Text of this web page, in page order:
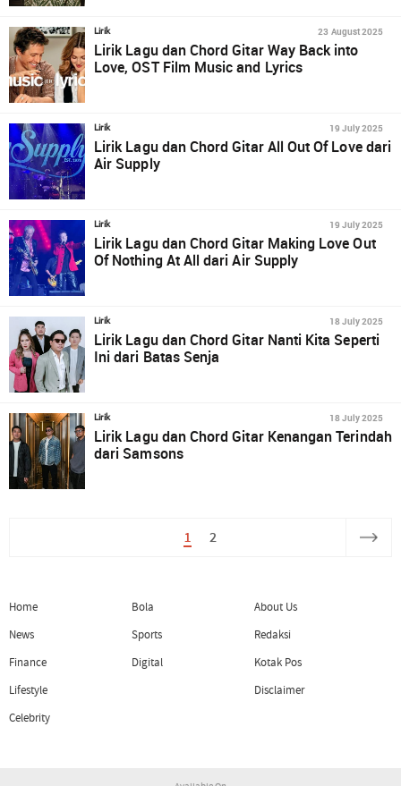
Lirik 23 August 2025
Lirik Lagu dan Chord Gitar Way Back into
Love, OST Film Music and Lyrics
Lirik 19 July 2025
Lirik Lagu dan Chord Gitar All Out Of Love dari
Air Supply
Lirik 19 July 2025
Lirik Lagu dan Chord Gitar Making Love Out
Of Nothing At All dari Air Supply
Lirik 18 July 2025
Lirik Lagu dan Chord Gitar Nanti Kita Seperti
Ini dari Batas Senja
Lirik 18 July 2025
Lirik Lagu dan Chord Gitar Kenangan Terindah
dari Samsons
1 2
Home
News
Finance
Lifestyle
Celebrity
Bola
Sports
Digital
About Us
Redaksi
Kotak Pos
Disclaimer